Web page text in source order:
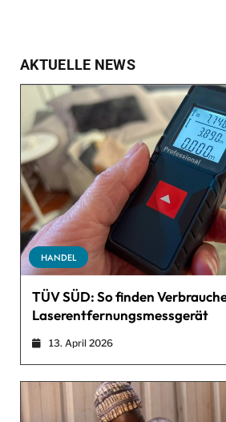
AKTUELLE NEWS
HANDEL
TÜV SÜD: So finden
Laserentfernungsmessgerät
13. April 2026